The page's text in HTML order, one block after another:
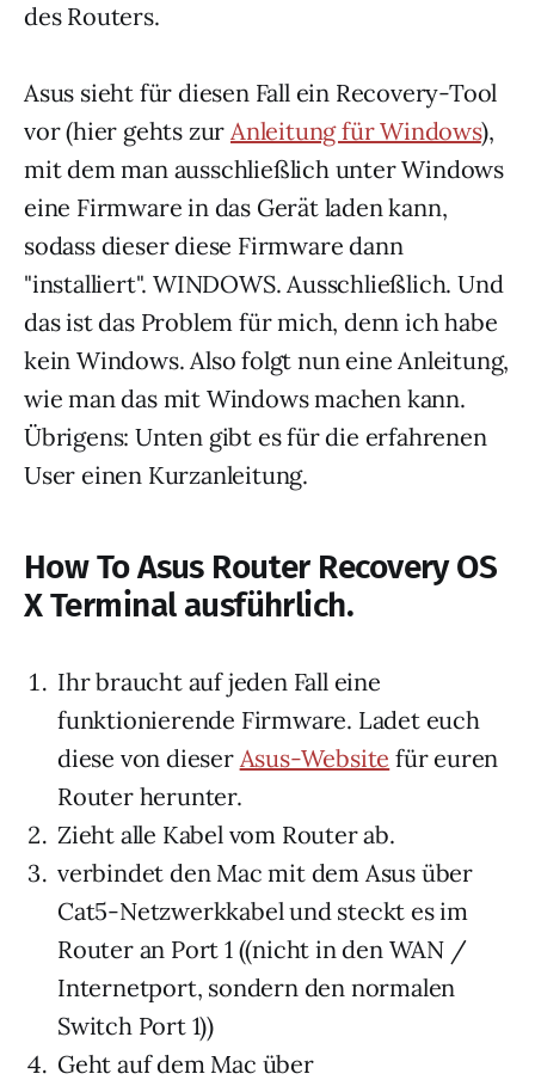
des Routers.
Asus sieht für diesen Fall ein Recovery-Tool
vor (hier gehts zurAnleitung für Windows),
mit dem man ausschließlich unter Windows
eine Firmware in das Gerät laden kann,
sodass dieser diese Firmware dann
"installiert". WINDOWS. Ausschließlich. Und
das ist das Problem für mich, denn ich habe
kein Windows. Also folgt nun eine Anleitung,
wie man das mit Windows machen kann.
Übrigens: Unten gibt es für die erfahrenen
User einen Kurzanleitung.
How To Asus Router Recovery OS
X Terminal ausführlich.
Ihr braucht auf jeden Fall eine
funktionierende Firmware. Ladet euch
diese von dieser Asus-Website für euren
Router herunter.
Zieht alle Kabel vom Router ab.
verbindet den Mac mit dem Asus über
Cat5-Netzwerkkabel und steckt es im
Router an Port 1 ((nicht in den WAN /
Internetport, sondern den normalen
Switch Port 1))
Geht auf dem Mac über